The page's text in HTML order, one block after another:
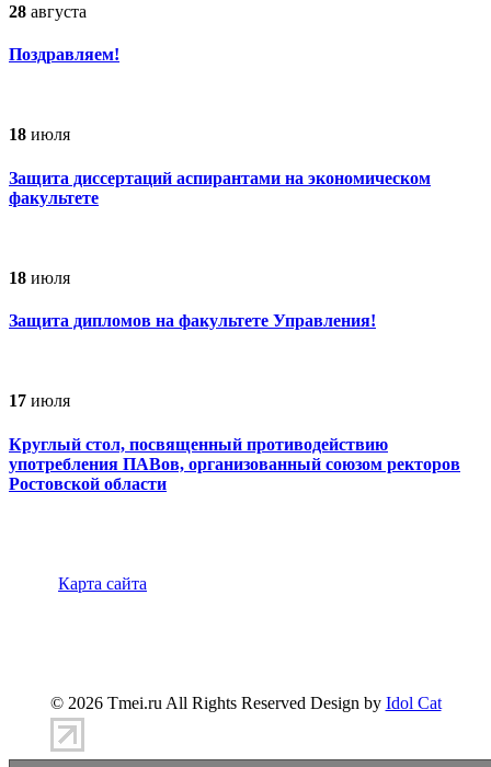
28 августа
Поздравляем!
18 июля
Защита диссертаций аспирантами на экономическом
факультете
18 июля
Защита дипломов на факультете Управления!
17 июля
Круглый стол, посвященный противодействию
употребления ПАВов, организованный союзом ректоров
Ростовской области
Карта сайта
© 2026 Tmei.ru All Rights Reserved Design by Idol Cat